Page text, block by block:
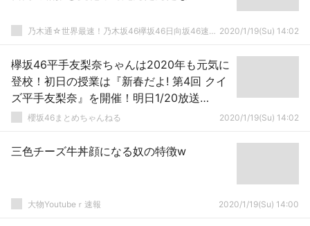
乃木通☆世界最速！乃木坂46欅坂46日向坂46速報まとめ 2020/1/19(Su) 14:02
欅坂46平手友梨奈ちゃんは2020年も元気に
登校！初日の授業は『新春だよ! 第4回 クイ
ズ平手友梨奈』を開催！明日1/20放送
【SCHOOL OF LOCK!】
櫻坂46まとめちゃんねる 2020/1/19(Su) 14:02
三色チーズ牛丼顔になる奴の特徴w
大物Youtubeｒ速報 2020/1/19(Su) 14:00